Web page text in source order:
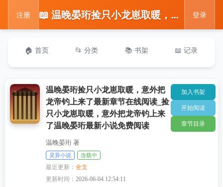
注册 📖 温晚晏珩捡只小龙崽取暖，意外把龙帝钓上来了最新章节在线阅读_捡只小龙崽取暖，意外把龙帝钓上来了温晚晏珩最新小说免费阅读 登录
🏠 首页 📂 分类 📚 书架 📖 记录
温晚晏珩捡只小龙崽取暖，意外把
龙帝钓上来了最新章节在线阅读_捡
只小龙崽取暖，意外把龙帝钓上来
了温晚晏珩最新小说免费阅读
温晚晏珩 著
灵异小说 连载中
最近更新：全文
更新时间：2026-06-04 12:54:11
加入书架
开始阅读
章节目录